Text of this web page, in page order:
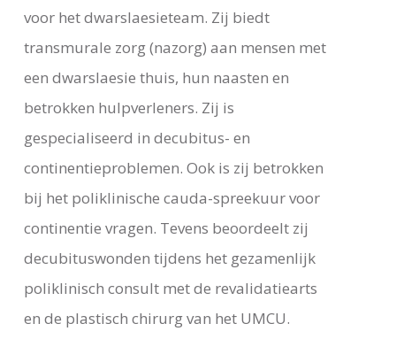
voor het dwarslaesieteam. Zij biedt
transmurale zorg (nazorg) aan mensen met
een dwarslaesie thuis, hun naasten en
betrokken hulpverleners. Zij is
gespecialiseerd in decubitus- en
continentieproblemen. Ook is zij betrokken
bij het poliklinische cauda-spreekuur voor
continentie vragen. Tevens beoordeelt zij
decubituswonden tijdens het gezamenlijk
poliklinisch consult met de revalidatiearts
en de plastisch chirurg van het UMCU.